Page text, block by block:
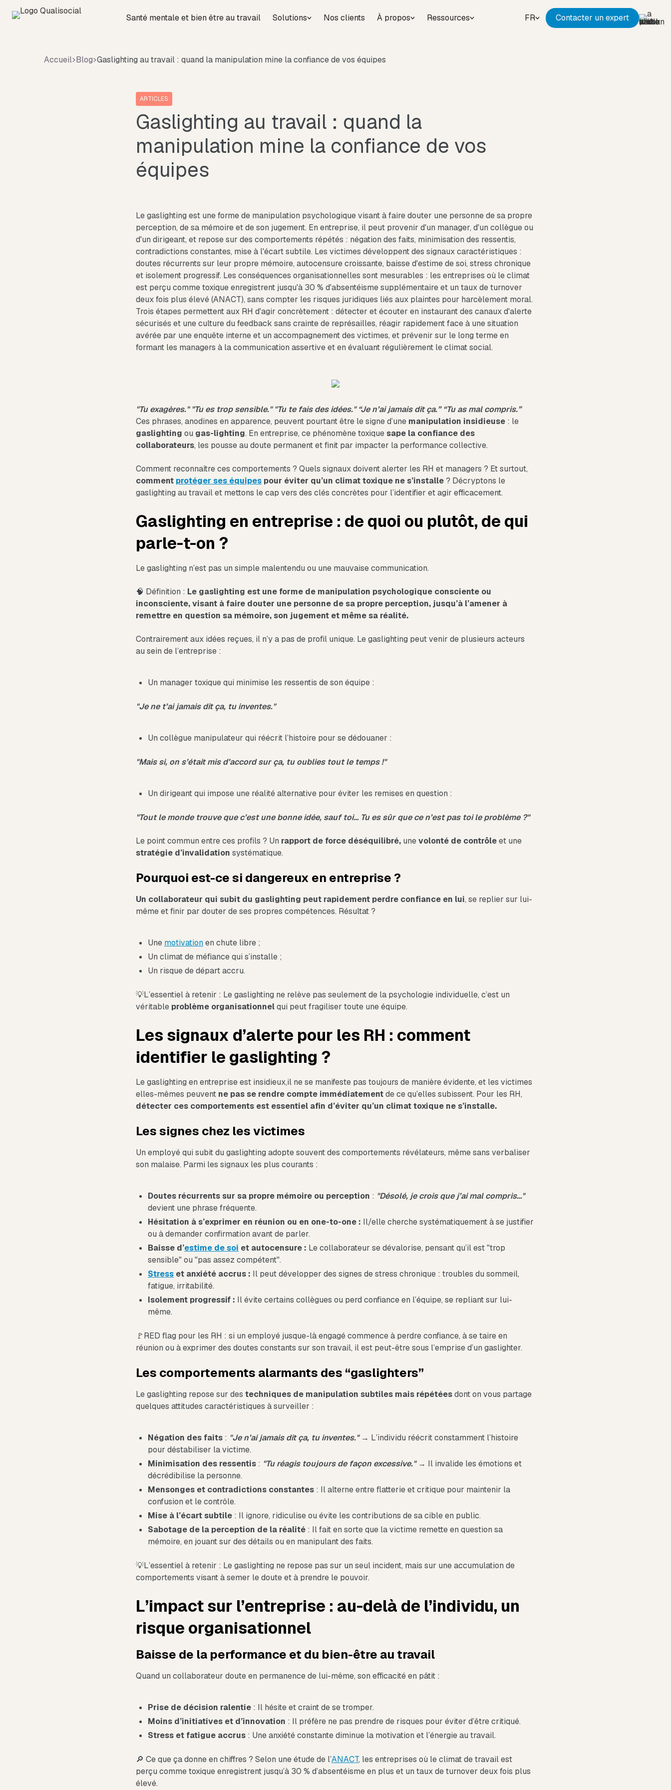
Santé mentale et bien être au travail Solutions Nos clients À propos Ressources FR Contacter un expert
Accueil Blog Gaslighting au travail : quand la manipulation mine la confiance de vos équipes
ARTICLES
Gaslighting au travail : quand la
manipulation mine la confiance de vos
équipes
Le gaslighting est une forme de manipulation psychologique visant à faire douter une personne de sa propre
perception, de sa mémoire et de son jugement. En entreprise, il peut provenir d'un manager, d'un collègue ou
d'un dirigeant, et repose sur des comportements répétés : négation des faits, minimisation des ressentis,
contradictions constantes, mise à l'écart subtile. Les victimes développent des signaux caractéristiques :
doutes récurrents sur leur propre mémoire, autocensure croissante, baisse d'estime de soi, stress chronique
et isolement progressif. Les conséquences organisationnelles sont mesurables : les entreprises où le climat
est perçu comme toxique enregistrent jusqu'à 30 % d'absentéisme supplémentaire et un taux de turnover
deux fois plus élevé (ANACT), sans compter les risques juridiques liés aux plaintes pour harcèlement moral.
Trois étapes permettent aux RH d'agir concrètement : détecter et écouter en instaurant des canaux d'alerte
sécurisés et une culture du feedback sans crainte de représailles, réagir rapidement face à une situation
avérée par une enquête interne et un accompagnement des victimes, et prévenir sur le long terme en
formant les managers à la communication assertive et en évaluant régulièrement le climat social.
"Tu exagères." "Tu es trop sensible." "Tu te fais des idées." “Je n’ai jamais dit ça.” “Tu as mal compris.”
Ces phrases, anodines en apparence, peuvent pourtant être le signe d’une manipulation insidieuse : le
gaslighting ou gas-lighting. En entreprise, ce phénomène toxiquesape la confiance des
collaborateurs, les pousse au doute permanent et finit par impacter la performance collective.
Comment reconnaître ces comportements ? Quels signaux doivent alerter les RH et managers ? Et surtout,
comment protéger ses équipes pour éviter qu’un climat toxique ne s’installe ? Décryptons le
gaslighting au travail et mettons le cap vers des clés concrètes pour l’identifier et agir efficacement.
Gaslighting en entreprise : de quoi ou plutôt, de qui
parle-t-on ?
Le gaslighting n’est pas un simple malentendu ou une mauvaise communication.
🧠 Définition : Le gaslighting est une forme de manipulation psychologique consciente ou
inconsciente, visant à faire douter une personne de sa propre perception, jusqu’à l’amener à
remettre en question sa mémoire, son jugement et même sa réalité.
Contrairement aux idées reçues, il n’y a pas de profil unique. Le gaslighting peut venir de plusieurs acteurs
au sein de l’entreprise :
Un manager toxique qui minimise les ressentis de son équipe :
"Je ne t’ai jamais dit ça, tu inventes."
Un collègue manipulateur qui réécrit l’histoire pour se dédouaner :
"Mais si, on s’était mis d’accord sur ça, tu oublies tout le temps !"
Un dirigeant qui impose une réalité alternative pour éviter les remises en question :
"Tout le monde trouve que c’est une bonne idée, sauf toi… Tu es sûr que ce n’est pas toi le problème ?"
Le point commun entre ces profils ? Un rapport de force déséquilibré, unevolonté de contrôleet une
stratégie d’invalidation systématique.
Pourquoi est-ce si dangereux en entreprise ?
Un collaborateur qui subit du gaslighting peut rapidement perdre confiance en lui, se replier sur lui-
même et finir par douter de ses propres compétences. Résultat ?
Une motivationen chute libre ;
Un climat de méfiance qui s’installe ;
Un risque de départ accru.
💡L’essentiel à retenir : Le gaslighting ne relève pas seulement de la psychologie individuelle, c’est un
véritable problème organisationnelqui peut fragiliser toute une équipe.
Les signaux d’alerte pour les RH : comment
identifier le gaslighting ?
Le gaslighting en entreprise est insidieux,il ne se manifeste pas toujours de manière évidente, et les victimes
elles-mêmes peuvent ne pas se rendre compte immédiatementde ce qu’elles subissent. Pour les RH,
détecter ces comportements est essentiel afin d’éviter qu’un climat toxique ne s’installe.
Les signes chez les victimes
Un employé qui subit du gaslighting adopte souvent des comportements révélateurs, même sans verbaliser
son malaise. Parmi les signaux les plus courants :
Doutes récurrents sur sa propre mémoire ou perception : "Désolé, je crois que j’ai mal compris…"
devient une phrase fréquente.
Hésitation à s’exprimer en réunion ou en one-to-one : Il/elle cherche systématiquement à se justifier
ou à demander confirmation avant de parler.
Baisse d’estime de soi et autocensure : Le collaborateur se dévalorise, pensant qu’il est "trop
sensible" ou "pas assez compétent".
Stress et anxiété accrus : Il peut développer des signes de stress chronique : troubles du sommeil,
fatigue, irritabilité.
Isolement progressif : Il évite certains collègues ou perd confiance en l’équipe, se repliant sur lui-
même.
🚩RED flag pour les RH : si un employé jusque-là engagé commence à perdre confiance, à se taire en
réunion ou à exprimer des doutes constants sur son travail, il est peut-être sous l’emprise d’un gaslighter.
Les comportements alarmants des “gaslighters”
Le gaslighting repose sur des techniques de manipulation subtiles mais répétéesdont on vous partage
quelques attitudes caractéristiques à surveiller :
Négation des faits : "Je n’ai jamais dit ça, tu inventes."→ L’individu réécrit constamment l’histoire
pour déstabiliser la victime.
Minimisation des ressentis : "Tu réagis toujours de façon excessive."→ Il invalide les émotions et
décrédibilise la personne.
Mensonges et contradictions constantes : Il alterne entre flatterie et critique pour maintenir la
confusion et le contrôle.
Mise à l’écart subtile : Il ignore, ridiculise ou évite les contributions de sa cible en public.
Sabotage de la perception de la réalité : Il fait en sorte que la victime remette en question sa
mémoire, en jouant sur des détails ou en manipulant des faits.
💡L’essentiel à retenir : Le gaslighting ne repose pas sur un seul incident, mais sur une accumulation de
comportements visant à semer le doute et à prendre le pouvoir.
L’impact sur l’entreprise : au-delà de l’individu, un
risque organisationnel
Baisse de la performance et du bien-être au travail
Quand un collaborateur doute en permanence de lui-même, son efficacité en pâtit :
Prise de décision ralentie : Il hésite et craint de se tromper.
Moins d’initiatives et d’innovation : Il préfère ne pas prendre de risques pour éviter d’être critiqué.
Stress et fatigue accrus : Une anxiété constante diminue la motivation et l’énergie au travail.
🔎 Ce que ça donne en chiffres ? Selon une étude de l’ANACT, les entreprises où le climat de travail est
perçu comme toxique enregistrent jusqu’à 30 % d’absentéisme en plus et un taux de turnover deux fois plus
élevé.